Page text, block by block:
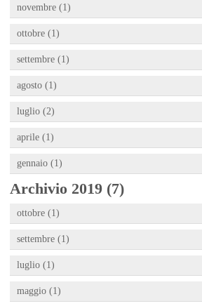
novembre (1)
ottobre (1)
settembre (1)
agosto (1)
luglio (2)
aprile (1)
gennaio (1)
Archivio 2019 (7)
ottobre (1)
settembre (1)
luglio (1)
maggio (1)